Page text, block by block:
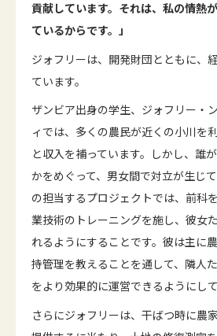
貢献しています。それは、私の情熱
ているからです。」
ジォフリーは、開発財団とともに、
ています。
ザンビア出身の学生、ジォフリー・
ィでは、多くの農民が近くの小川を
と収入を補っています。しかし、誰
かをめぐって、男女間で対立が生じ
の担当するプロジェクトでは、前科
業技術のトレーニングを施し、彼女
れるようにすることです。彼は主に
持管理を教えることを通して、隣人
をより効果的に運営できるようにして
さらにジォフリーは、干ばつ時に農